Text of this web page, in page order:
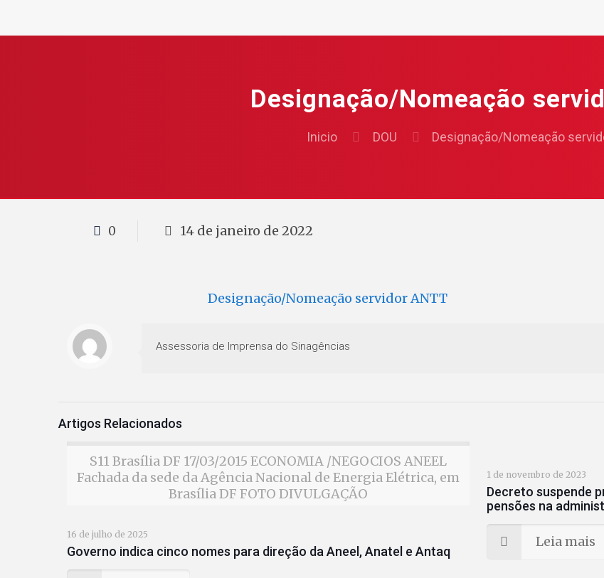
Designação/Nomeação
Inicio DOU Designação/Nomeação
0 14 de janeiro de 2022
Designação/Nomeação servidor ANTT
Assessoria de Imprensa do Sinagências
Artigos Relacionados
S11 Brasília DF 17/03/2015 ECONOMIA /NEGOCIOS ANEEL
Fachada da sede da Agência Nacional de Energia Elétrica, em
Brasília DF FOTO DIVULGAÇÃO
16 de julho de 2025
Governo indica cinco nomes para direção da Aneel, Anatel e Antaq
1 de novembro de 2023
Decreto suspende
pensões na
Leia mais